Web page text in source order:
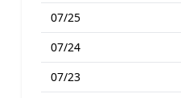
07/25
07/24
07/23